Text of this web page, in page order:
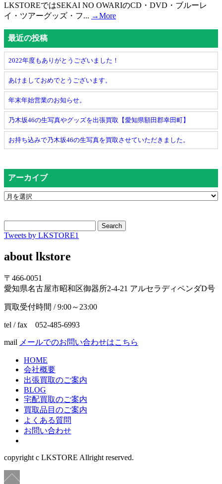
LKSTOREではSEKAI NO OWARIのCD・DVD・ブルーレ
イ・ツアーグッズ・フ... →More
最近の投稿
2022年度もありがとうございました！
あけましておめでとうございます。
年末年始営業のお知らせ。
乃木坂46の生写真やグッズを出張買取【愛知県額田郡幸田町】
お持ち込みで乃木坂46の生写真を買取させていただきました。
アーカイブ
Search
Tweets by LKSTORE1
about lkstore
〒466-0051
愛知県名古屋市昭和区御器所2-4-21 アルセラディペンダD号
買取受付時間 / 9:00～23:00
tel / fax 052-485-6993
mail メールでのお問い合わせはこちら
HOME
会社概要
出張買取のご案内
BLOG
宅配買取のご案内
買取品目のご案内
よくある質問
お問い合わせ
copyright c LKSTORE Allright reserved.